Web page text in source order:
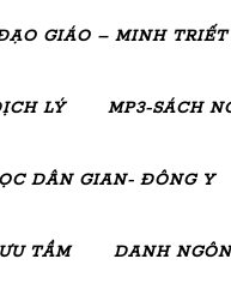
GIÁO – MINH
LÝ MP3-SÁCH
DÂN GIAN- ĐÔNG Y
TẦM DANH